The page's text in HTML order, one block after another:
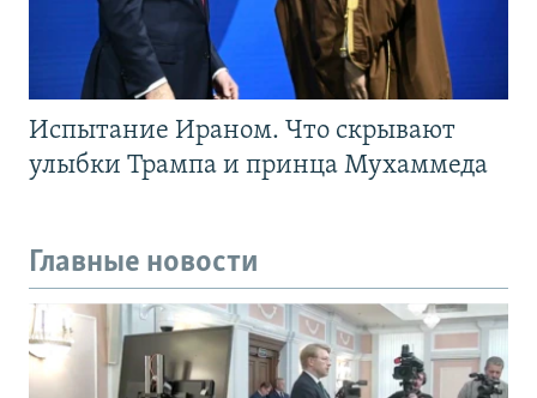
Испытание Ираном. Что скрывают
улыбки Трампа и принца Мухаммеда
Главные новости